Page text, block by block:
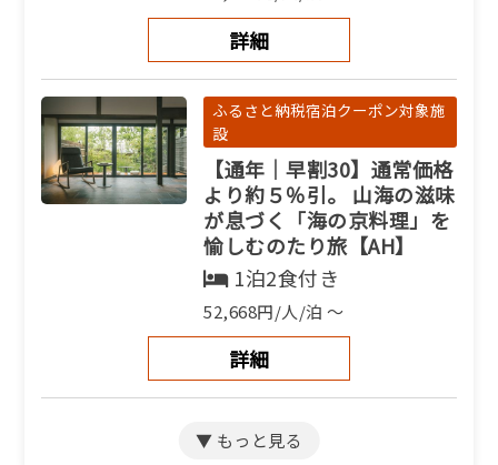
詳細
ふるさと納税宿泊クーポン対象施
設
【冬】日本海の冬を映すタ
グ付き活松葉蟹と銘牛・但
馬牛。海と山の恵みを味わ
う旅時間【AG】
1泊2食付き
138,600円/人/泊 ～
詳細
ふるさと納税宿泊クーポン対象施
詳細
ふるさと納税宿泊クーポン対象施
設
【通年｜早割30】通常価格
より約５％引。 山海の滋味
が息づく「海の京料理」を
愉しむのたり旅【AH】
1泊2食付き
52,668円/人/泊 ～
詳細
ふるさと納税宿泊クーポン対象施
設